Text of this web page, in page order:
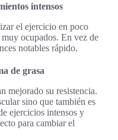
intensos
el ejercicio en poco
ocupados. En vez de
notables rápido.
de grasa
mejorado su resistencia.
sino que también es
ejercicios intensos y
para cambiar el